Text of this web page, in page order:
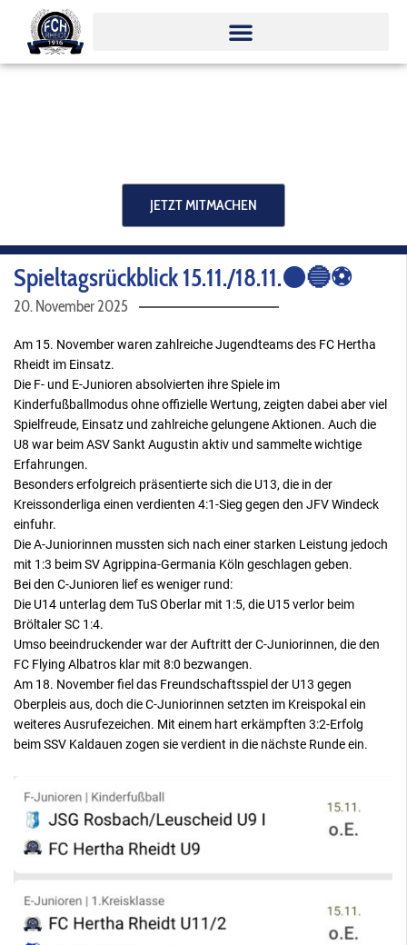
Inhalt
springen
JETZT MITMACHEN
Spieltagsrückblick 15.11./18.11.⚫️🔵⚽️
20. November 2025
Am 15. November waren zahlreiche Jugendteams des FC Hertha
Rheidt im Einsatz.
Die F- und E-Junioren absolvierten ihre Spiele im
Kinderfußballmodus ohne offizielle Wertung, zeigten dabei aber viel
Spielfreude, Einsatz und zahlreiche gelungene Aktionen. Auch die
U8 war beim ASV Sankt Augustin aktiv und sammelte wichtige
Erfahrungen.
Besonders erfolgreich präsentierte sich die U13, die in der
Kreissonderliga einen verdienten 4:1-Sieg gegen den JFV Windeck
einfuhr.
Die A-Juniorinnen mussten sich nach einer starken Leistung jedoch
mit 1:3 beim SV Agrippina-Germania Köln geschlagen geben.
Bei den C-Junioren lief es weniger rund:
Die U14 unterlag dem TuS Oberlar mit 1:5, die U15 verlor beim
Bröltaler SC 1:4.
Umso beeindruckender war der Auftritt der C-Juniorinnen, die den
FC Flying Albatros klar mit 8:0 bezwangen.
Am 18. November fiel das Freundschaftsspiel der U13 gegen
Oberpleis aus, doch die C-Juniorinnen setzten im Kreispokal ein
weiteres Ausrufezeichen. Mit einem hart erkämpften 3:2-Erfolg
beim SSV Kaldauen zogen sie verdient in die nächste Runde ein.